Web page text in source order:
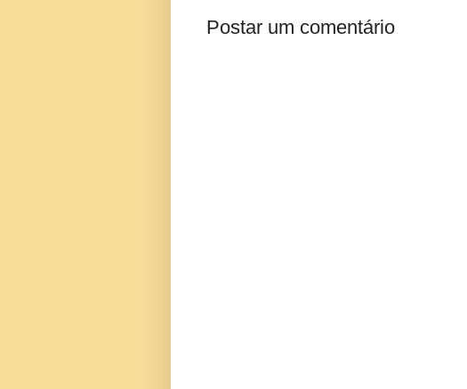
Postar um comentário